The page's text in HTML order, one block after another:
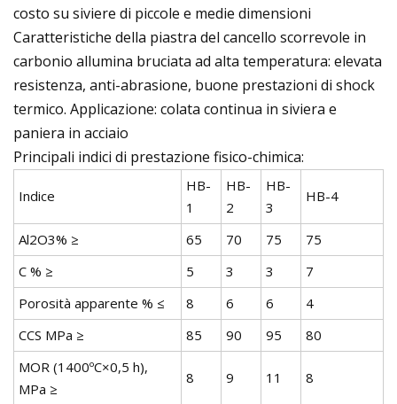
costo su siviere di piccole e medie dimensioni
Caratteristiche della piastra del cancello scorrevole in
carbonio allumina bruciata ad alta temperatura: elevata
resistenza, anti-abrasione, buone prestazioni di shock
termico. Applicazione: colata continua in siviera e
paniera in acciaio
Principali indici di prestazione fisico-chimica:
Indice
HB-
1
HB-
2
HB-
3
HB-4
Al2O3% ≥ 65 70 75
75
C % ≥
5 3 3
7
Porosità apparente % ≤
8 6 6
4
CCS MPa ≥
85 90 95
80
MOR (1400ºC×0,5 h),
MPa ≥
8 9 11 8